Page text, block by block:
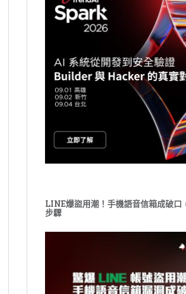
LINE爆盜用潮！手機語音信箱成破口
步驟